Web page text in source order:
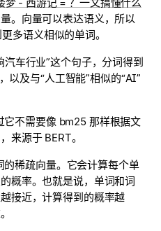
梦 - 西游记 = ？一文搞懂什么
。向量可以表达语义，所以
多语义相似的单词。
车行业”这个句子，分词得到
以及与“人工智能”相似的“AI”
不需要像 bm25 那样根据文
来源于 BERT。
稀疏向量。它会计算每个单
概率。也就是说，单词和词
接近，计算得到的概率越